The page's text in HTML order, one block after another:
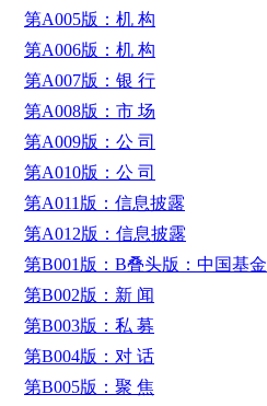
第A005版：机 构
第A006版：机 构
第A007版：银 行
第A008版：市 场
第A009版：公 司
第A010版：公 司
第A011版：信息披露
第A012版：信息披露
第B001版：B叠头版：中国基金
第B002版：新 闻
第B003版：私 募
第B004版：对 话
第B005版：聚 焦